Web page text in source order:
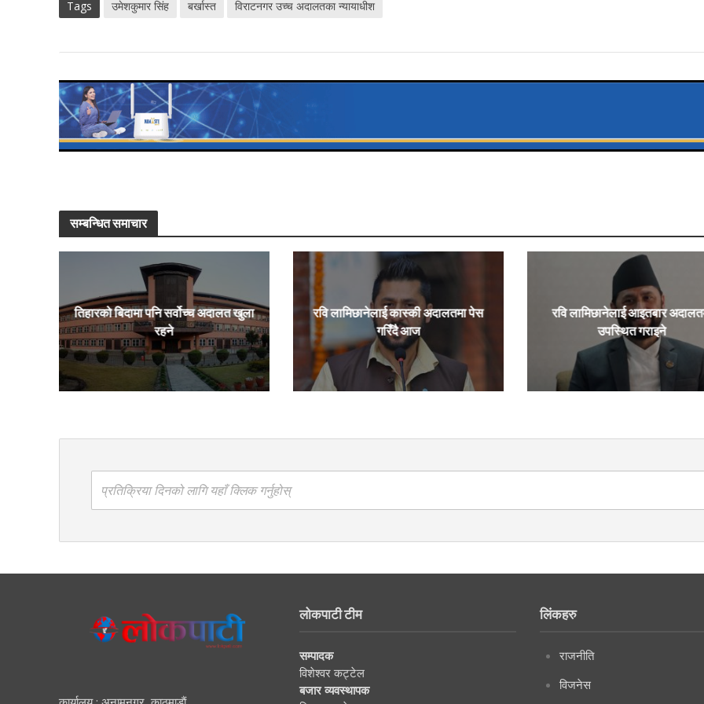
Tags उमेशकुमार सिंह बर्खास्त विराटनगर उच्च अदालतका न्यायाधीश
सम्बन्धित समाचार
तिहारको बिदामा पनि सर्वोच्च अदालत खुला
रहने
रवि लामिछानेलाई कास्की अदालतमा पेस
गरिँदै आज
रवि लामिछानेलाई आइतबार
उपस्थित गराइने
प्रतिक्रिया दिनको लागि यहाँ क्लिक गर्नुहोस्
लोकपाटी टीम
सम्पादक
विशेश्वर कट्टेल
बजार व्यवस्थापक
लिंकहरु
राजनीति
विजनेस